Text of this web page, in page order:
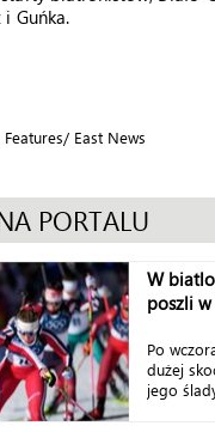
Guńka.
East News
PORTALU
W
poszli
Po
dużej
jego